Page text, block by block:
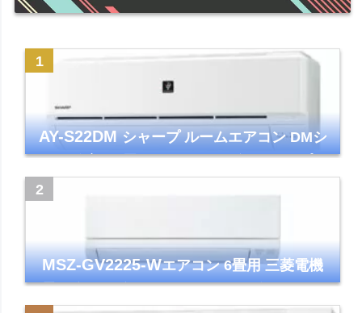
AY-S22DMシャープ ルームエアコン DMシ
リーズ 主に6畳 ホワイト 2024年モデル プラ
MSZ-GV2225-Wエアコン 6畳用 三菱電機
霧ヶ峰 2025年モデル GVシリーズ ピュアホ